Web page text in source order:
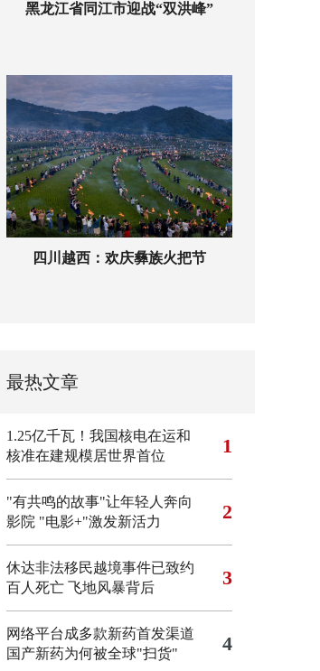
黑龙江省同江市迎战“双洪峰”
四川越西：欢庆彝族火把节
最热文章
1.25亿千瓦！我国核电在运和
核准在建规模居世界首位
1
"有共鸣的故事"让年轻人奔向
影院 "电影+"激发新活力 2
休达非法移民越境事件已致约
百人死亡 飞地风暴背后 3
网络平台成多款新药首发渠道
国产新药为何被全球"扫货"
4